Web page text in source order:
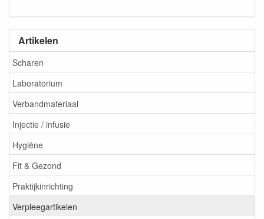
Artikelen
Scharen
Laboratorium
Verbandmateriaal
Injectie / infusie
Hygiëne
Fit & Gezond
Praktijkinrichting
Verpleegartikelen